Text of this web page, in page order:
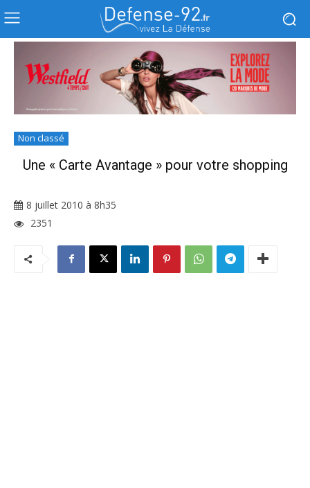
Non classé
Une « Carte Avantage » pour votre shopping
8 juillet 2010 à 8h35
2351